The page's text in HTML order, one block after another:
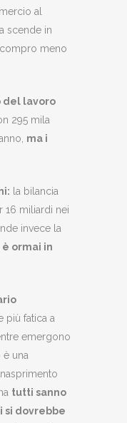
al
scende in
meno
del lavoro
295 mila
ma i
la bilancia
16 miliardi nei
invece la
è ormai in
più fatica a
emergono
una
tutti sanno
si dovrebbe